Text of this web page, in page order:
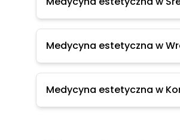
Medycyna estetyczna w
Medycyna estetyczna w